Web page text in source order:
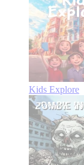
Kids Explore